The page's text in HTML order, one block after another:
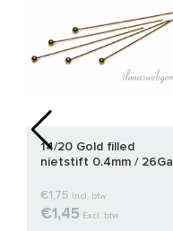
14/20 Gold filled
nietstift 0.4mm / 26Ga
€1,75 Incl. btw
€1,45 Excl. btw